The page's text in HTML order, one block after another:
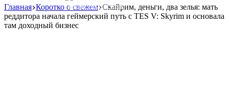
Реклама: WeLANS облако
Главная Коротко о свежем Скайрим, деньги, два зелья: мать
реддитора начала геймерский путь с TES V: Skyrim и основала
там доходный бизнес